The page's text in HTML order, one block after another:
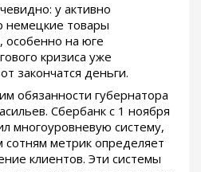
у активно
немецкие товары
особенно на юге
кризиса уже
закончатся деньги.
обязанности губернатора
Сбербанк с 1 ноября
многоуровневую систему,
сотням метрик определяет
клиентов. Эти системы